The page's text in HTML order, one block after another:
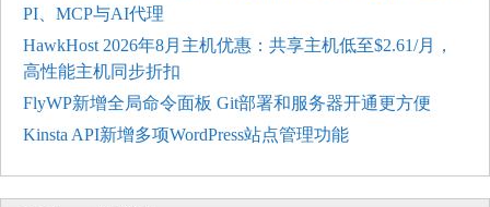
PI、MCP与AI代理
HawkHost 2026年8月主机优惠：共享主机低至$2.61/月，
高性能主机同步折扣
FlyWP新增全局命令面板 Git部署和服务器开通更方便
Kinsta API新增多项WordPress站点管理功能